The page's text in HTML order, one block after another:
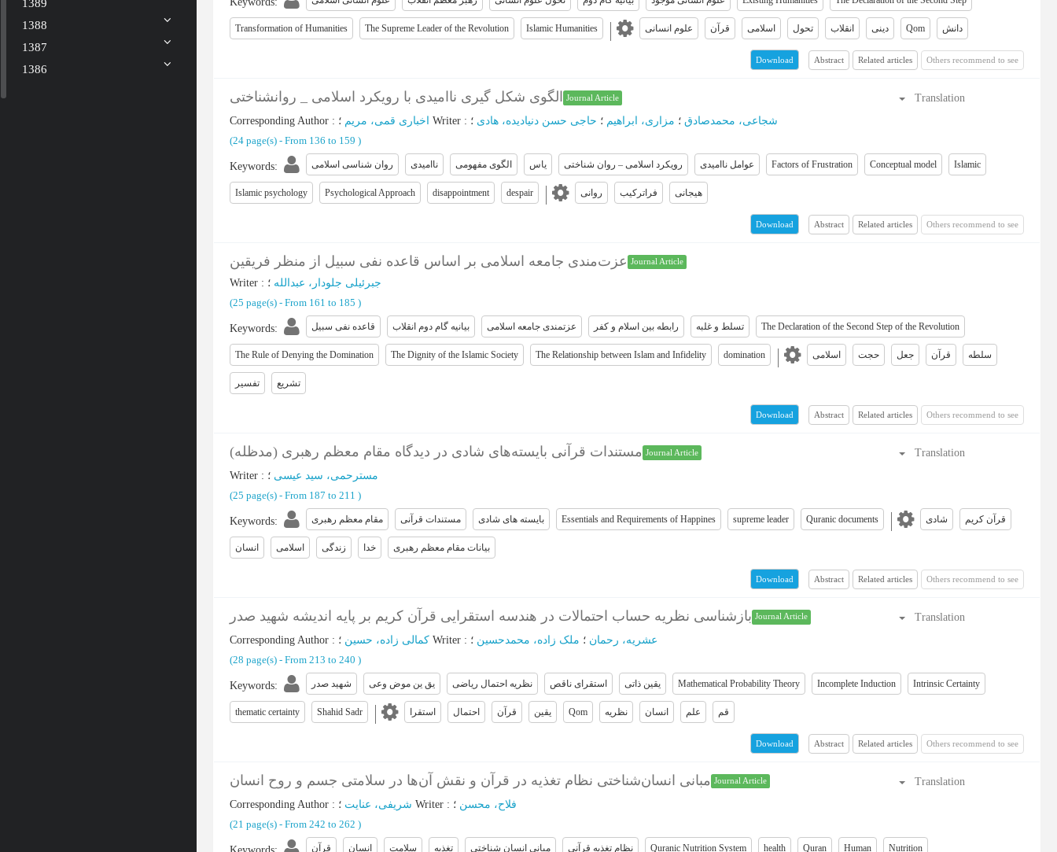
1389
1388
1387
1386
Keywords:
Transformation of Humanities The Supreme Leader of the Revolution Islamic Humanities علوم انسانی قرآن اسلامی تحول انقلاب دینی Qom دانش
Download Abstract Related articles Others recommend to see
الگوی شکل گیری ناامیدی با رویکرد اسلامی _ روانشناختی Journal Article
Translation
Corresponding Author : اخباری قمی، مریم Writer : شجاعی، محمدصادق ؛ مزاری، ابراهیم ؛ حاجی حسن دنیادیده، هادی ؛
(‎24 page(s) - From 136 to 159 )
Keywords: روان شناسی اسلامی ناامیدی الگوی مفهومی یاس رویکرد اسلامی – روان شناختی عوامل ناامیدی Factors of Frustration Conceptual model Islamic
Islamic psychology Psychological Approach disappointment despair روانی فراترکیب هیجانی
Download Abstract Related articles Others recommend to see
عزت‌مندی جامعه اسلامی بر اساس قاعده نفی سبیل از منظر فریقین Journal Article
Writer : جبرئیلی جلودار، عبدالله ؛
(‎25 page(s) - From 161 to 185 )
Keywords: قاعده نفی سبیل بیانیه گام دوم انقلاب عزتمندی جامعه اسلامی رابطه بین اسلام و کفر تسلط و غلبه The Declaration of the Second Step of the Revolution
The Rule of Denying the Domination The Dignity of the Islamic Society The Relationship between Islam and Infidelity domination اسلامی حجت جعل قرآن سلطه
تفسیر تشریع
Download Abstract Related articles Others recommend to see
مستندات قرآنی بایسته‌های شادی در دیدگاه مقام معظم رهبری (مدظله) Journal Article
Translation
Writer : مسترحمی، سید عیسی ؛
(‎25 page(s) - From 187 to 211 )
Keywords: مقام معظم رهبری مستندات قرآنی بایسته های شادی Essentials and Requirements of Happines supreme leader Quranic documents شادی قرآن کریم
انسان اسلامی زندگی خدا بیانات مقام معظم رهبری
Download Abstract Related articles Others recommend to see
بازشناسی نظریه حساب احتمالات در هندسه استقرایی قرآن کریم بر پایه اندیشه شهید صدر Journal Article
Translation
Corresponding Author : کمالی زاده، حسین Writer : عشریه، رحمان ؛ ملک زاده، محمدحسین ؛
(‎28 page(s) - From 213 to 240 )
Keywords: شهید صدر یق ین موض وعی نظریه احتمال ریاضی استقرای ناقص یقین ذاتی Mathematical Probability Theory Incomplete Induction Intrinsic Certainty
thematic certainty Shahid Sadr استقرا احتمال قرآن یقین Qom نظریه انسان علم قم
Download Abstract Related articles Others recommend to see
مبانی انسان‌شناختی نظام تغذیه در قرآن و نقش آن‌ها در سلامتی جسم و روح انسان Journal Article
Translation
Corresponding Author : شریفی، عنایت Writer : فلاح، محسن ؛
(‎21 page(s) - From 242 to 262 )
قرآن انسان سلامت تغذیه مبانی انسان شناختی نظام تغذیه قرآنی Quranic Nutrition System health Quran Human Nutrition